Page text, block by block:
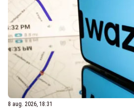
8 aug. 2026, 18:31